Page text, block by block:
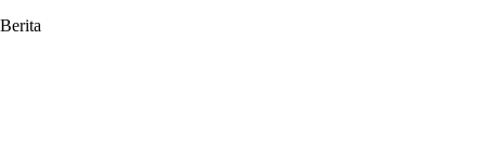
Berita